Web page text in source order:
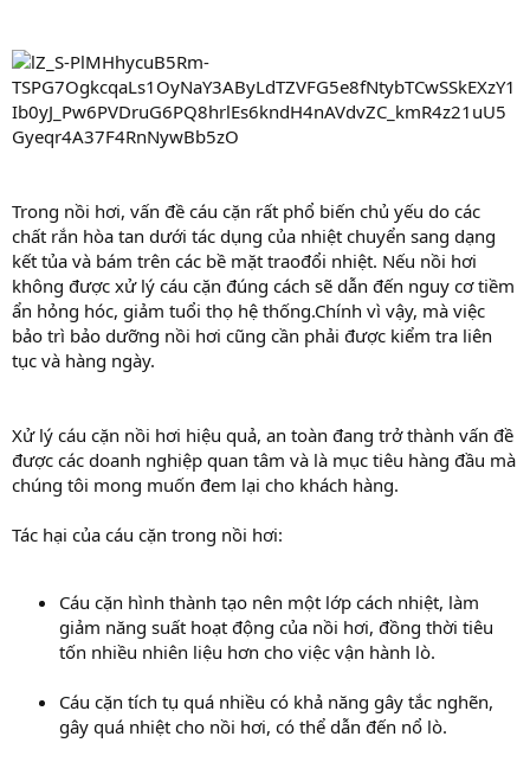
Trong nồi hơi, vấn đề cáu cặn rất phổ biến chủ yếu do các
chất rắn hòa tan dưới tác dụng của nhiệt chuyển sang dạng
kết tủa và bám trên các bề mặt traođổi nhiệt. Nếu nồi hơi
không được xử lý cáu cặn đúng cách sẽ dẫn đến nguy cơ tiềm
ẩn hỏng hóc, giảm tuổi thọ hệ thống.Chính vì vậy, mà việc
bảo trì bảo dưỡng nồi hơi cũng cần phải được kiểm tra liên
tục và hàng ngày.
Xử lý cáu cặn nồi hơi hiệu quả, an toàn đang trở thành vấn đề
được các doanh nghiệp quan tâm và là mục tiêu hàng đầu mà
chúng tôi mong muốn đem lại cho khách hàng.
Tác hại của cáu cặn trong nồi hơi:
Cáu cặn hình thành tạo nên một lớp cách nhiệt, làm
giảm năng suất hoạt động của nồi hơi, đồng thời tiêu
tốn nhiều nhiên liệu hơn cho việc vận hành lò.
Cáu cặn tích tụ quá nhiều có khả năng gây tắc nghẽn,
gây quá nhiệt cho nồi hơi, có thể dẫn đến nổ lò.